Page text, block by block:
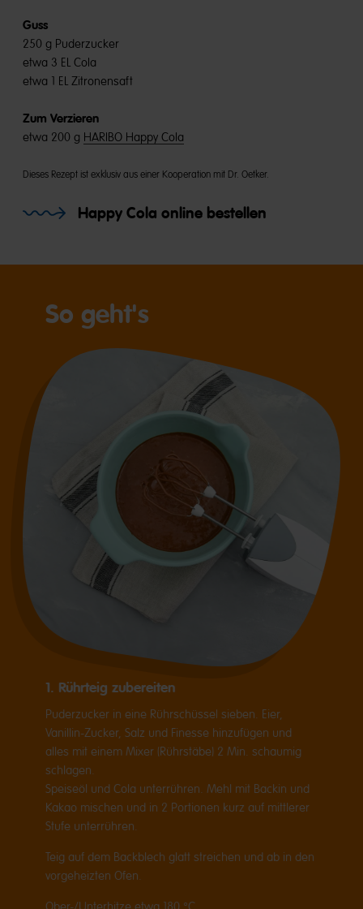
Guss
250 g Puderzucker
etwa 3 EL Cola
etwa 1 EL Zitronensaft
Zum Verzieren
etwa 200 g HARIBO Happy Cola
Dieses Rezept ist exklusiv aus einer Kooperation mit Dr. Oetker.
Happy Cola online bestellen
So geht's
1. Rührteig zubereiten
Puderzucker in eine Rührschüssel sieben. Eier,
Vanillin-Zucker, Salz und Finesse hinzufügen und
alles mit einem Mixer (Rührstäbe) 2 Min. schaumig
schlagen.
Speiseöl und Cola unterrühren. Mehl mit Backin und
Kakao mischen und in 2 Portionen kurz auf mittlerer
Stufe unterrühren.
Teig auf dem Backblech glatt streichen und ab in den
vorgeheizten Ofen.